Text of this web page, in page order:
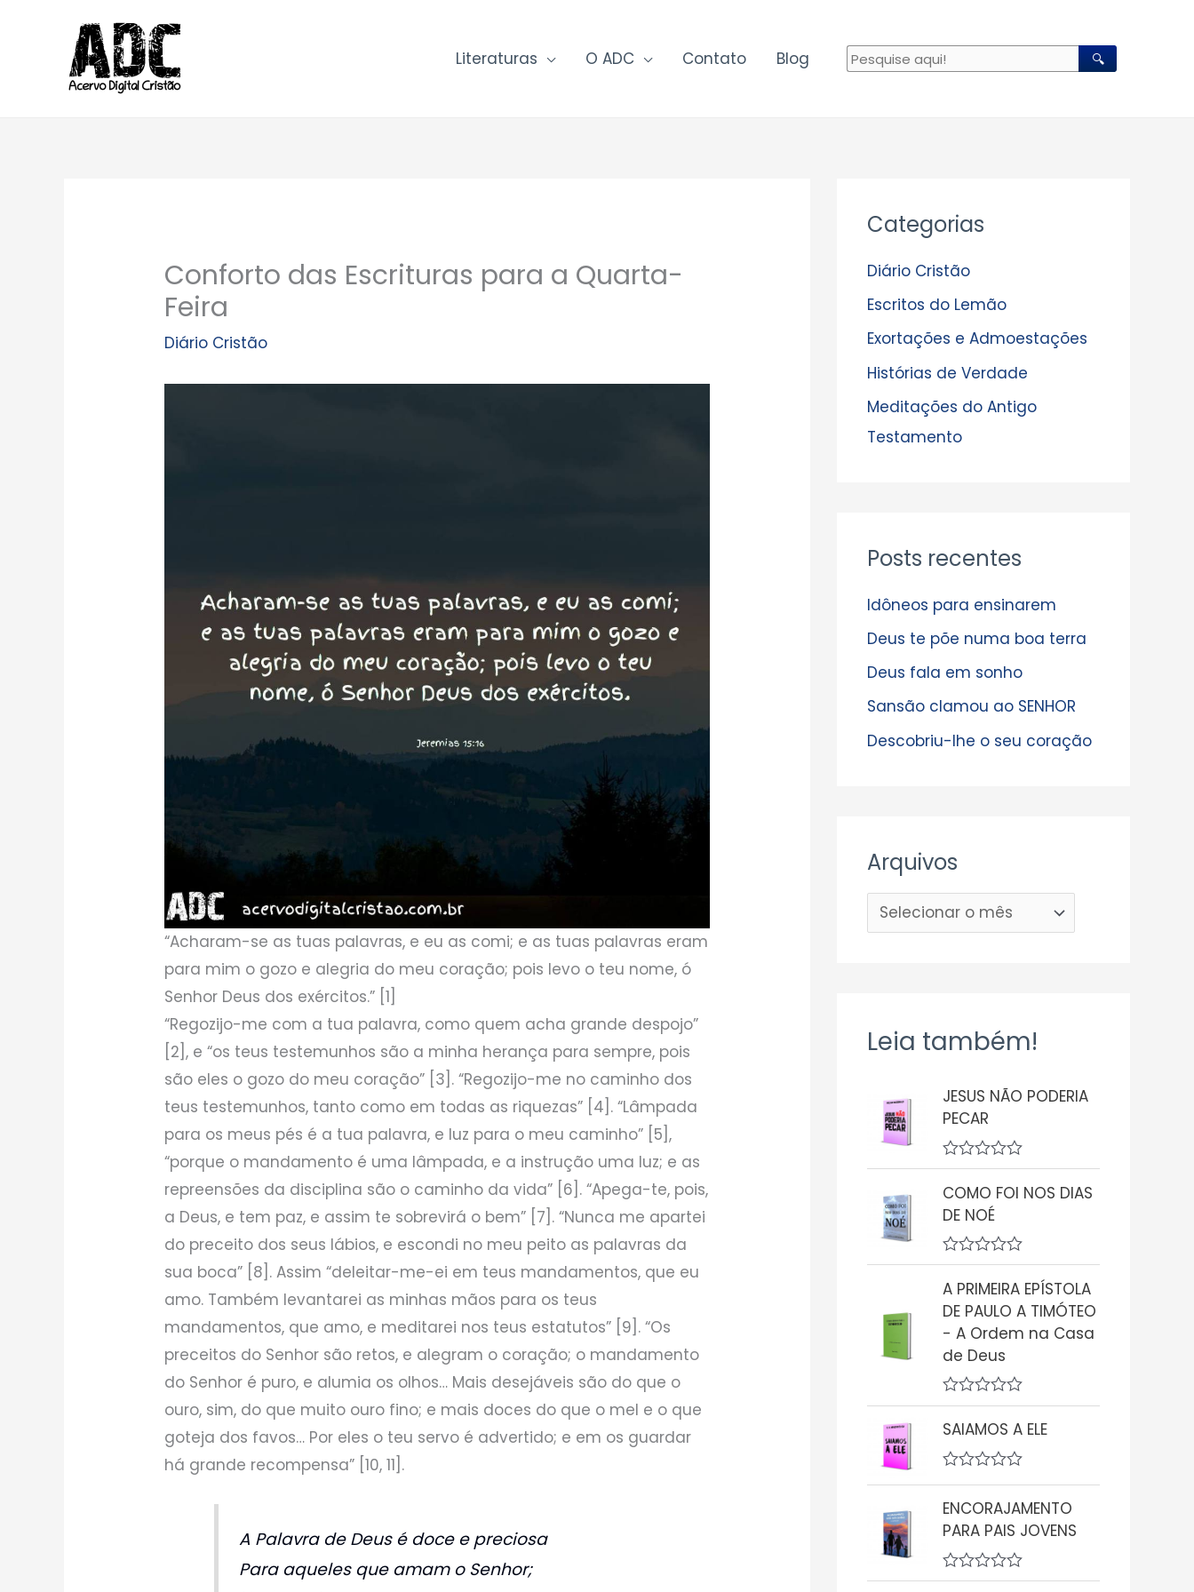
conteúdo
Literaturas O ADC Contato Blog 🔍
Conforto das Escrituras para a Quarta-
Feira
Diário Cristão
“Acharam-se as tuas palavras, e eu as comi; e as tuas palavras eram
para mim o gozo e alegria do meu coração; pois levo o teu nome, ó
Senhor Deus dos exércitos.” [1]
“Regozijo-me com a tua palavra, como quem acha grande despojo”
[2], e “os teus testemunhos são a minha herança para sempre, pois
são eles o gozo do meu coração” [3]. “Regozijo-me no caminho dos
teus testemunhos, tanto como em todas as riquezas” [4]. “Lâmpada
para os meus pés é a tua palavra, e luz para o meu caminho” [5],
“porque o mandamento é uma lâmpada, e a instrução uma luz; e as
repreensões da disciplina são o caminho da vida” [6]. “Apega-te, pois,
a Deus, e tem paz, e assim te sobrevirá o bem” [7]. “Nunca me apartei
do preceito dos seus lábios, e escondi no meu peito as palavras da
sua boca” [8]. Assim “deleitar-me-ei em teus mandamentos, que eu
amo. Também levantarei as minhas mãos para os teus
mandamentos, que amo, e meditarei nos teus estatutos” [9]. “Os
preceitos do Senhor são retos, e alegram o coração; o mandamento
do Senhor é puro, e alumia os olhos… Mais desejáveis são do que o
ouro, sim, do que muito ouro fino; e mais doces do que o mel e o que
goteja dos favos… Por eles o teu servo é advertido; e em os guardar
há grande recompensa” [10, 11].
A Palavra de Deus é doce e preciosa
Para aqueles que amam o Senhor;
Categorias
Diário Cristão
Escritos do Lemão
Exortações e Admoestações
Histórias de Verdade
Meditações do Antigo
Testamento
Posts recentes
Idôneos para ensinarem
Deus te põe numa boa terra
Deus fala em sonho
Sansão clamou ao SENHOR
Descobriu-lhe o seu coração
Arquivos
r
u
i
v
o
s
Leia também!
JESUS NÃO PODERIA
PECAR
A
v
a
l
a
ç
o
0
d
e
5
COMO FOI NOS DIAS
DE NOÉ
A
v
a
l
ç
o
0
e
5
A PRIMEIRA EPÍSTOLA
DE PAULO A TIMÓTEO
- A Ordem na Casa
de Deus
A
v
a
i
a
ã
o
d
SAIAMOS A ELE
a
l
i
a
ç
ã
ENCORAJAMENTO
PARA PAIS JOVENS
A